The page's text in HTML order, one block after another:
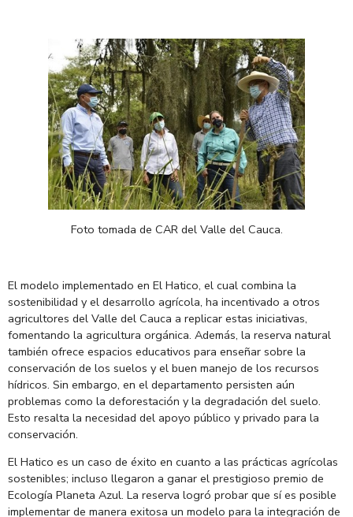
Foto tomada de CAR del Valle del Cauca.
El modelo implementado en El Hatico, el cual combina la
sostenibilidad y el desarrollo agrícola, ha incentivado a otros
agricultores del Valle del Cauca a replicar estas iniciativas,
fomentando la agricultura orgánica. Además, la reserva natural
también ofrece espacios educativos para enseñar sobre la
conservación de los suelos y el buen manejo de los recursos
hídricos. Sin embargo, en el departamento persisten aún
problemas como la deforestación y la degradación del suelo.
Esto resalta la necesidad del apoyo público y privado para la
conservación.
El Hatico es un caso de éxito en cuanto a las prácticas agrícolas
sostenibles; incluso llegaron a ganar el prestigioso premio de
Ecología Planeta Azul. La reserva logró probar que sí es posible
implementar de manera exitosa un modelo para la integración de